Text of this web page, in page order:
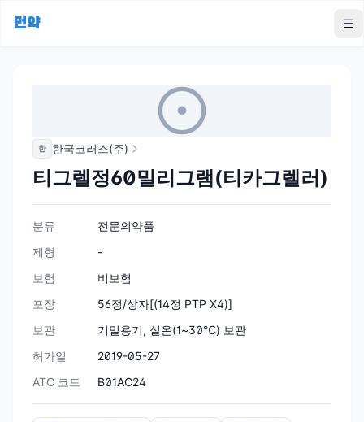
먼약
한 한국코러스(주)
티그렐정60밀리그램(티카그렐러)
분류
전문의약품
제형
-
보험
비보험
포장
56정/상자[(14정 PTP X4)]
보관
기밀용기, 실온(1~30℃) 보관
허가일
2019-05-27
ATC 코드
B01AC24